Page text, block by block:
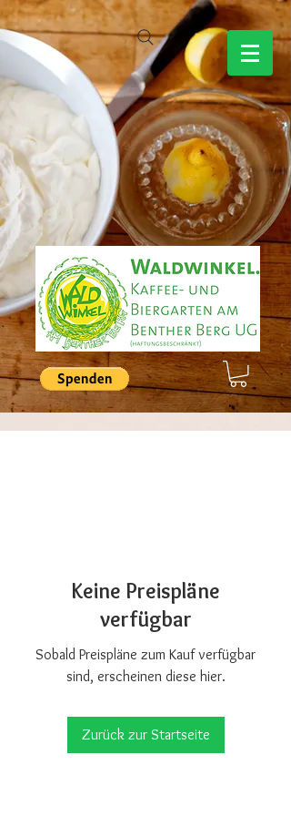
Keine Preispläne
verfügbar
Sobald Preispläne zum Kauf verfügbar
sind, erscheinen diese hier.
Zurück zur Startseite